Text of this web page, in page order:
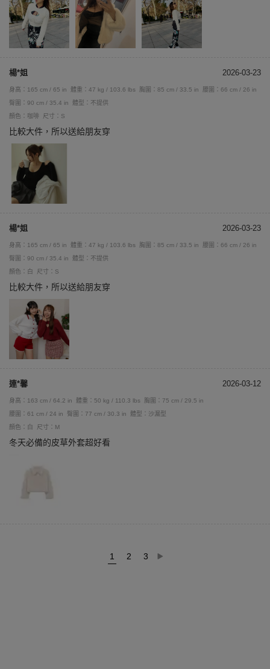
楊*姐 2026-03-23
身高：165 cm / 65 in 體重：47 kg / 103.6 lbs 胸圍：85 cm / 33.5 in
腰圍：66 cm / 26 in
臀圍：90 cm / 35.4 in
體型：不提供
顏色：咖啡
尺寸：S
比較大件，所以送給朋友穿
楊*姐 2026-03-23
身高：165 cm / 65 in 體重：47 kg / 103.6 lbs 胸圍：85 cm / 33.5 in
腰圍：66 cm / 26 in
臀圍：90 cm / 35.4 in
體型：不提供
顏色：白
尺寸：S
比較大件，所以送給朋友穿
連*馨 2026-03-12
身高：163 cm / 64.2 in 體重：50 kg / 110.3 lbs
胸圍：75 cm / 29.5 in
腰圍：61 cm / 24 in
臀圍：77 cm / 30.3 in
體型：沙漏型
顏色：白
尺寸：M
冬天必備的皮草外套超好看
1 2 3